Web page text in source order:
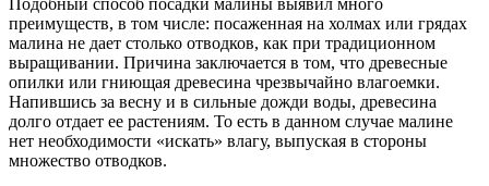
преимуществ, в том числе: посаженная на холмах или грядах
малина не дает столько отводков, как при традиционном
выращивании. Причина заключается в том, что древесные
опилки или гниющая древесина чрезвычайно влагоемки.
Напившись за весну и в сильные дожди воды, древесина
долго отдает ее растениям. То есть в данном случае малине
нет необходимости «искать» влагу, выпуская в стороны
множество отводков.